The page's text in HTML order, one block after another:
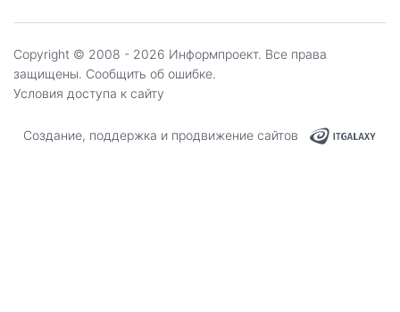
Copyright © 2008 - 2026 Информпроект. Все права
защищены. Сообщить об ошибке.
Условия доступа к сайту
Создание, поддержка и продвижение сайтов